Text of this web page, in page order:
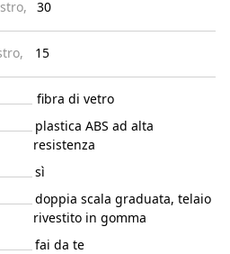
30
15
fibra di vetro
plastica ABS ad alta
resistenza
sì
doppia scala graduata, telaio
rivestito in gomma
fai da te